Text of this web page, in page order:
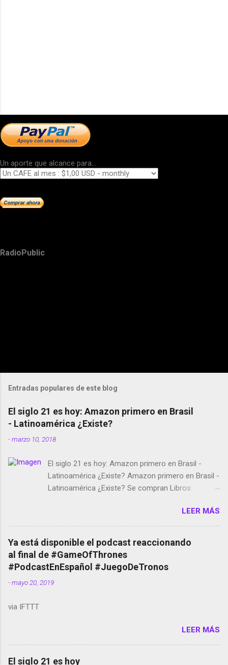
Un aporte que alcance para...
RadioPublic
Entradas populares de este blog
El siglo 21 es hoy: Amazon primero en Brasil
- Latinoamérica ¿Existe?
-marzo 10, 2018
El siglo 21 es hoy: Amazon primero en Brasil -
Latinoamérica ¿Existe? Amazon primero en Brasil -
Latinoamérica ¿Existe? Se compran Libros:
temporada de Black Mirror Twitter deja de verificar
cuentas Responden los fotógrafos Brian May y el
copyright en Instagram Música y vídeo selfies en la
red social Riddley Scott saca a Kevin Spacey de su
película Francisco regaña a los que usan el
smartphone en sus misas La serie de la Tierra
Media GoBee - StartUp de bicicletas de alquiler
Live Photos en Google Photos Llegando Partimos
Dictados en Android El tamaño y su importancia...
LEER MÁS
Ya está disponible el podcast reaccionando
al final de #GameOfThrones
#PodcastEnEspañol #JuegoDeTronos
-mayo 20, 2019
via IFTTT
LEER MÁS
El siglo 21 es hoy